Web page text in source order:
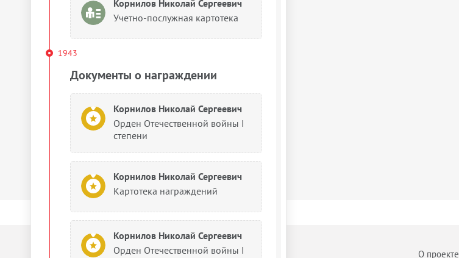
Корнилов Николай Сергеевич
Учетно-послужная картотека
1943
Документы о награждении
Корнилов Николай Сергеевич
Орден Отечественной войны I
степени
Корнилов Николай Сергеевич
Картотека награждений
Корнилов Николай Сергеевич
Орден Отечественной войны I
О проекте